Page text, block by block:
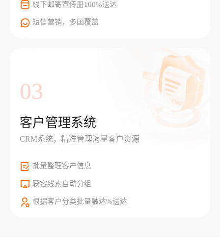
线下邮寄宣传册100%送达
短信营销，多国覆盖
03
客户管理系统
CRM系统，精准管理海量客户资源
批量整理客户信息
获客线索自动分组
根据客户分类批量触达%送达